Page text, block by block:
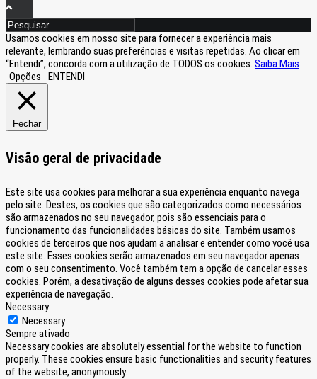
Usamos cookies em nosso site para fornecer a experiência mais
relevante, lembrando suas preferências e visitas repetidas. Ao clicar em
“Entendi”, concorda com a utilização de TODOS os cookies. Saiba Mais
Opções
ENTENDI
Fechar
Visão geral de privacidade
Este site usa cookies para melhorar a sua experiência enquanto navega
pelo site. Destes, os cookies que são categorizados como necessários
são armazenados no seu navegador, pois são essenciais para o
funcionamento das funcionalidades básicas do site. Também usamos
cookies de terceiros que nos ajudam a analisar e entender como você usa
este site. Esses cookies serão armazenados em seu navegador apenas
com o seu consentimento. Você também tem a opção de cancelar esses
cookies. Porém, a desativação de alguns desses cookies pode afetar sua
experiência de navegação.
Necessary
Necessary
Sempre ativado
Necessary cookies are absolutely essential for the website to function
properly. These cookies ensure basic functionalities and security features
of the website, anonymously.